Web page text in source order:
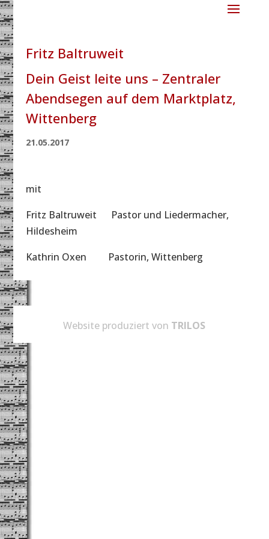
Fritz Baltruweit
Dein Geist leite uns – Zentraler
Abendsegen auf dem Marktplatz,
Wittenberg
21.05.2017
mit
Fritz Baltruweit Pastor und Liedermacher,
Hildesheim
Kathrin Oxen Pastorin, Wittenberg
Website produziert von TRILOS